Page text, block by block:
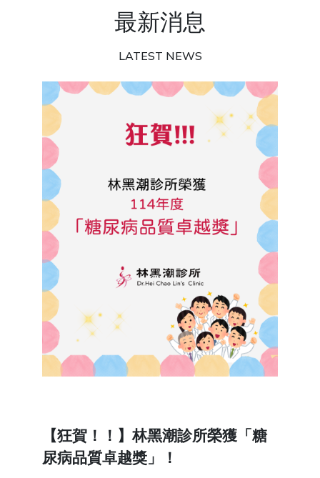
最新消息
LATEST NEWS
【狂賀！！】林黑潮診所榮獲「糖
尿病品質卓越獎」！